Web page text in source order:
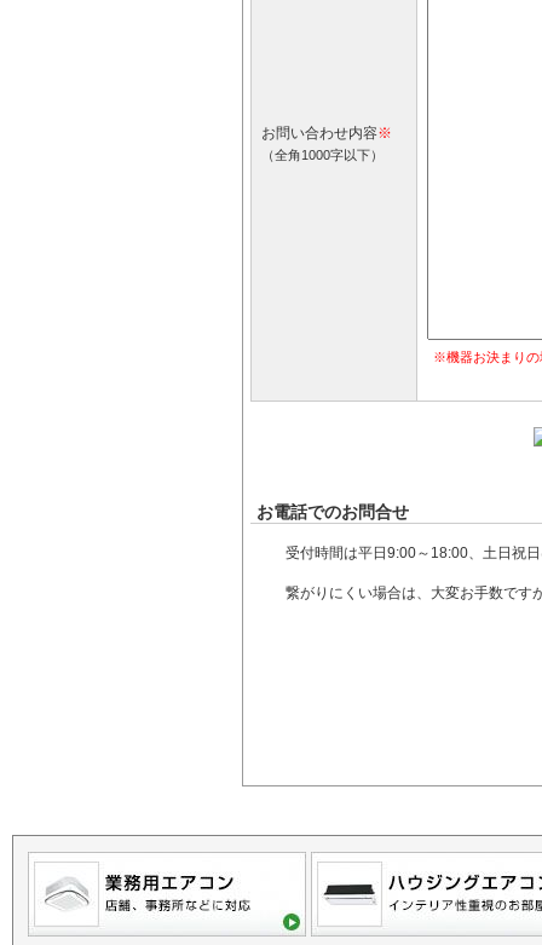
お問い合わせ内容※
（全角1000字以下）
※機器お決まりの
お電話でのお問合せ
受付時間は平日9:00～18:00、土日祝
繋がりにくい場合は、大変お手数です